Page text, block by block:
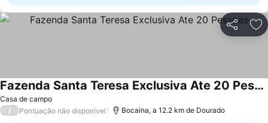
Partilhar
Casa de campo
Fazenda Santa Teresa Exclusiva Ate 20 Pessoas
Ver preços
/ Pontuação não disponível Bocaina, a 12.2 km de Dourado